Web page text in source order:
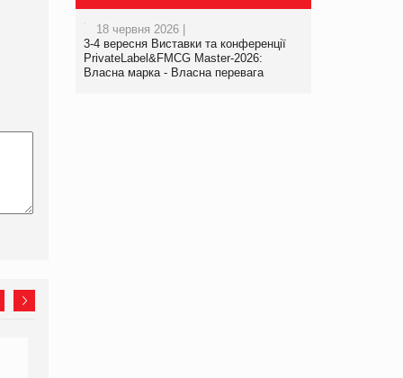
18 червня 2026 |
3-4 вересня Виставки та конференції
PrivateLabel&FMCG Master-2026:
Власна марка - Власна перевага